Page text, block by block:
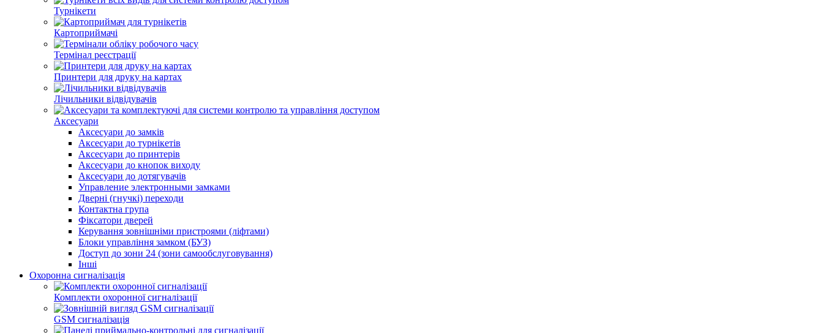
Турнікети
Картоприймачі
Термінал реєстрації
Принтери для друку на картах
Лічильники відвідувачів
Аксесуари
Аксесуари до замків
Аксесуари до турнікетів
Аксесуари до принтерів
Аксесуари до кнопок виходу
Аксесуари до дотягувачів
Управление электронными замками
Дверні (гнучкі) переходи
Контактна група
Фіксатори дверей
Керування зовнішніми пристроями (ліфтами)
Блоки управління замком (БУЗ)
Доступ до зони 24 (зони самообслуговування)
Інші
Охоронна сигналізація
Комплекти охоронної сигналізації
GSM сигналізація